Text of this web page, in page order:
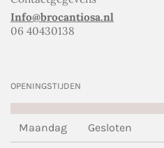
Info@brocantiosa.nl
06 40430138
OPENINGSTIJDEN
Maandag Gesloten